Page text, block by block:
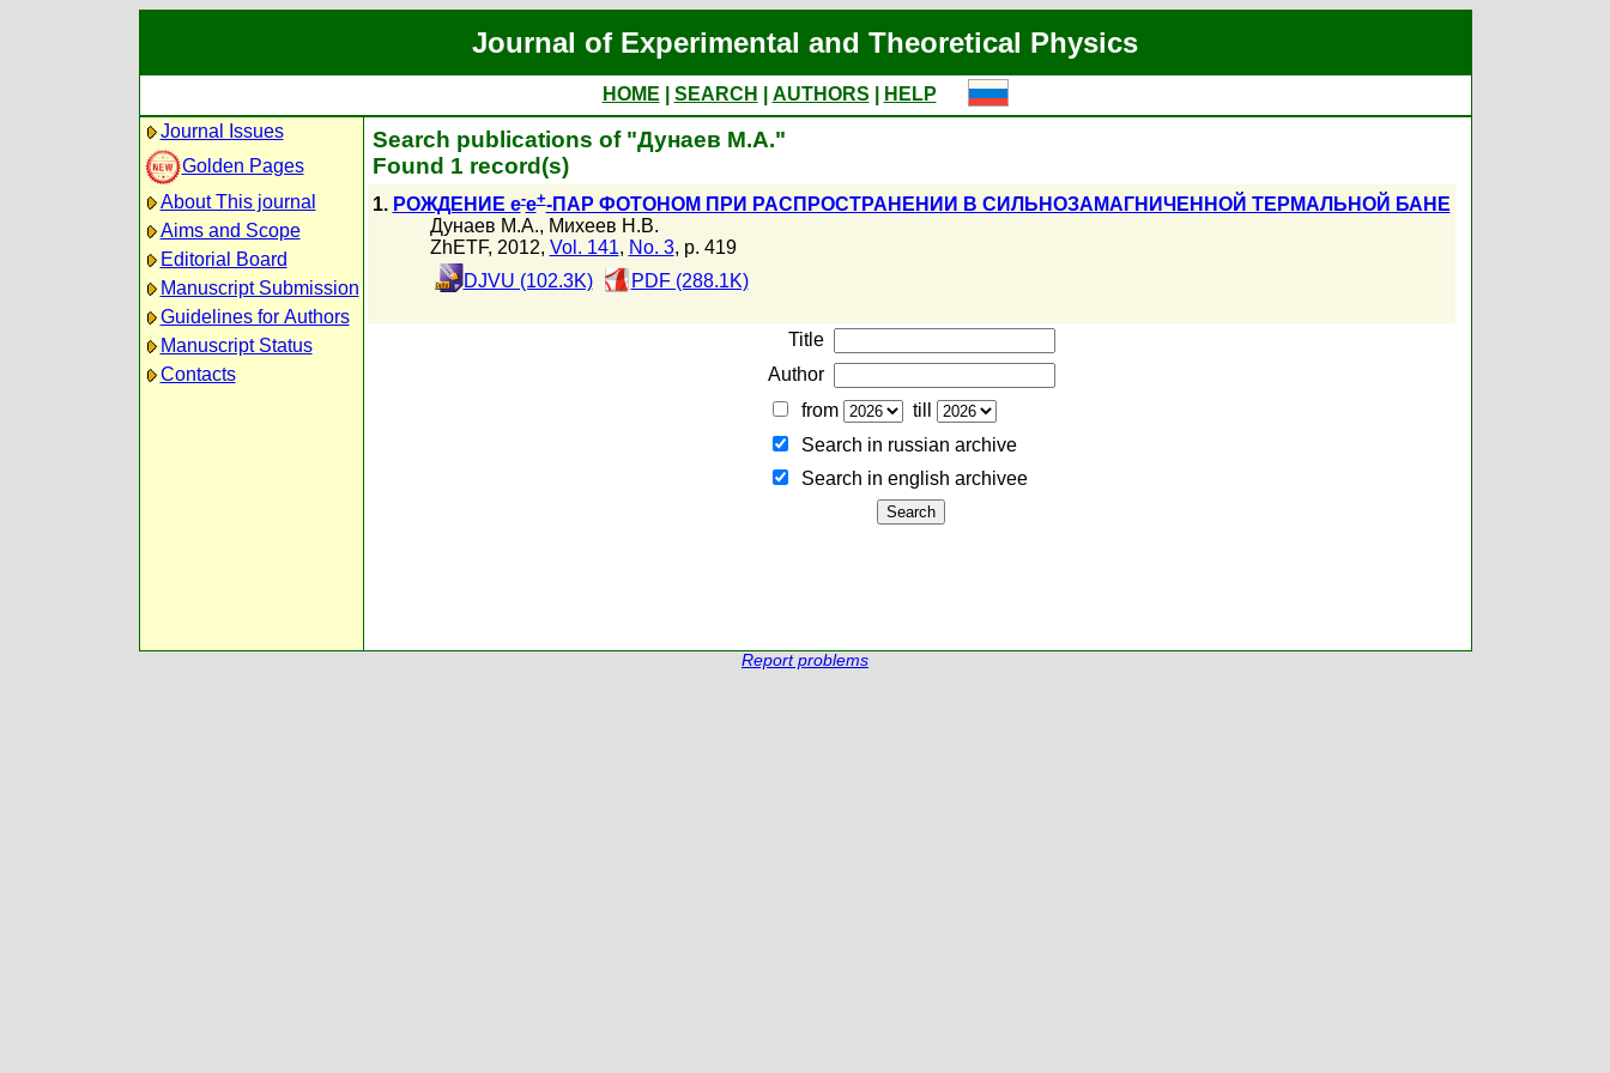
Journal of Experimental and Theoretical Physics
HOME SEARCH AUTHORS
HELP
Journal Issues
Golden Pages
About This journal
Aims and Scope
Editorial Board
Manuscript Submission
Guidelines for Authors
Manuscript Status
Contacts
Search publications of "Дунаев М.А."
Found 1 record(s)
1. РОЖДЕНИЕ e-e+-ПАР ФОТОНОМ ПРИ РАСПРОСТРАНЕНИИ В СИЛЬНОЗАМАГНИЧЕННОЙ ТЕРМАЛЬНОЙ БАНЕ
Дунаев М.А., Михеев Н.В.
ZhETF, 2012, Vol. 141, No. 3, p. 419
DJVU (102.3K)
PDF (288.1K)
Title
Author
from
till
Search in russian archive
Search in english archiveе
Report problems